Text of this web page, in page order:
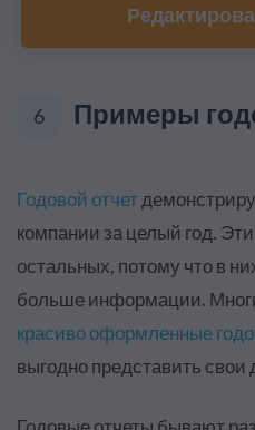
6 Примеры
Годовой отчет
компании за целый год.
остальных, потому что в
больше информации.
красиво оформленные
выгодно представить свои